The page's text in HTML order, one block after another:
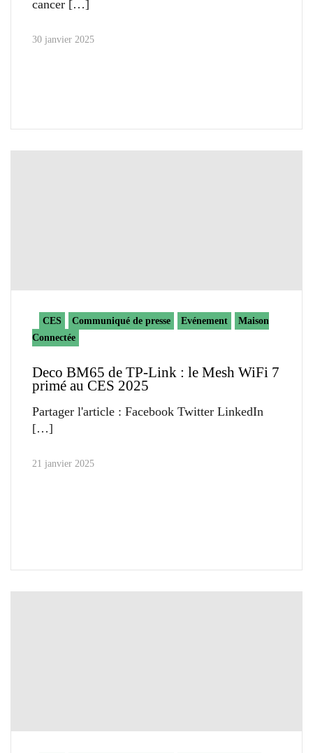
cancer
30 janvier 2025
CES Communiqué de presse Evénement
Maison
Connectée
Deco BM65 de TP-Link : le Mesh WiFi 7
primé au CES 2025
Partager l'article : Facebook Twitter LinkedIn
21 janvier 2025